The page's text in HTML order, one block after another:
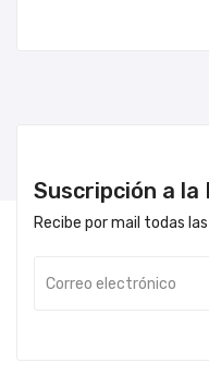
Suscripción a
Recibe por mail todas